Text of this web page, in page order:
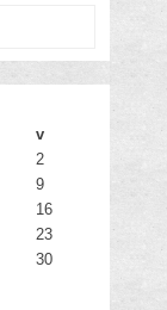
v
2
9
16
23
30